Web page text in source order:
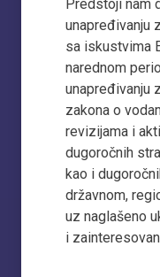
Predstoji nam
unapređivanju
sa iskustvima
narednom
unapređivanju
zakona o
revizijama i
dugoročnih
kao i
državnom,
uz naglašeno
i